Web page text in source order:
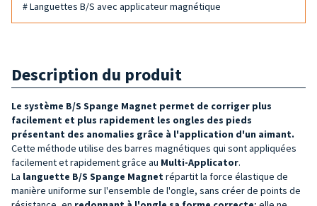
# Languettes B/S avec applicateur magnétique
Description du produit
Le système B/S Spange Magnet permet de corriger plus
facilement et plus rapidement les ongles des pieds
présentant des anomalies grâce à l'application d'un aimant.
Cette méthode utilise des barres magnétiques qui sont appliquées
facilement et rapidement grâce au Multi-Applicator.
La languette B/S Spange Magnet répartit la force élastique de
manière uniforme sur l'ensemble de l'ongle, sans créer de points de